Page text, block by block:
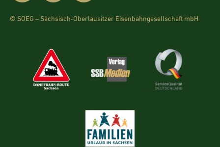
© SOEG – Sächsisch-Oberlausitzer Eisenbahngesellschaft mbH